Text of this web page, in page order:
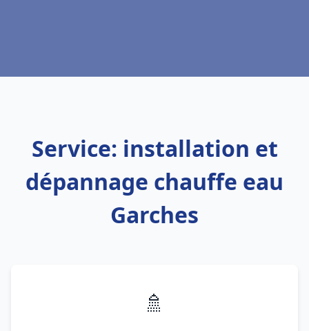
Service: installation et
dépannage chauffe eau
Garches
🚿